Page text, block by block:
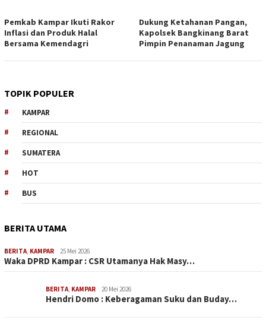
Pemkab Kampar Ikuti Rakor
Inflasi dan Produk Halal
Bersama Kemendagri
Dukung Ketahanan Pangan,
Kapolsek Bangkinang Barat
Pimpin Penanaman Jagung
TOPIK POPULER
KAMPAR
REGIONAL
SUMATERA
HOT
BUS
BERITA UTAMA
BERITA, KAMPAR 25 Mei 2026
Waka DPRD Kampar : CSR Utamanya Hak Masy…
BERITA, KAMPAR 20 Mei 2026
Hendri Domo : Keberagaman Suku dan Buday…